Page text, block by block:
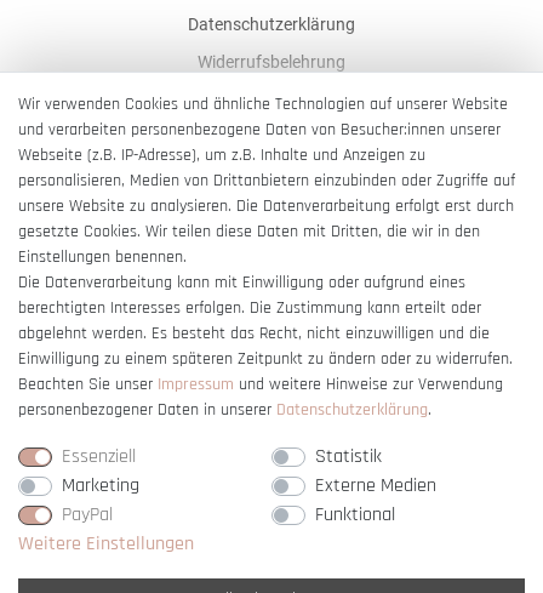
Datenschutzerklärung
Widerrufsbelehrung
AGB
Impressum
Barrierefreiheitserklärung
Vertrag widerrufen
Wir verwenden Cookies und ähnliche Technologien auf unserer Website
und verarbeiten personenbezogene Daten von Besucher:innen unserer
Webseite (z.B. IP-Adresse), um z.B. Inhalte und Anzeigen zu
personalisieren, Medien von Drittanbietern einzubinden oder Zugriffe auf
unsere Website zu analysieren. Die Datenverarbeitung erfolgt erst durch
gesetzte Cookies. Wir teilen diese Daten mit Dritten, die wir in den
Einstellungen benennen.
Die Datenverarbeitung kann mit Einwilligung oder aufgrund eines
berechtigten Interesses erfolgen. Die Zustimmung kann erteilt oder
abgelehnt werden. Es besteht das Recht, nicht einzuwilligen und die
Einwilligung zu einem späteren Zeitpunkt zu ändern oder zu widerrufen.
Beachten Sie unser Impressum und weitere Hinweise zur Verwendung
personenbezogener Daten in unserer Daten­schutz­erklärung.
Essenziell
Statistik
Marketing
Externe Medien
PayPal
Funktional
Weitere Einstellungen